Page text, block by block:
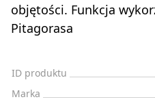
objętości. Funkcja
Pitagorasa
ID produktu
Marka